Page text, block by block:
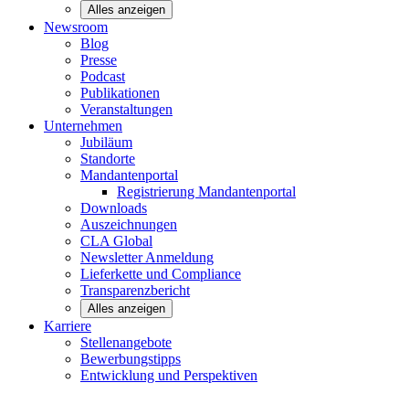
Alles anzeigen
Newsroom
Blog
Presse
Podcast
Publikationen
Veranstaltungen
Unternehmen
Jubiläum
Standorte
Mandantenportal
Registrierung Mandantenportal
Downloads
Auszeichnungen
CLA Global
NewsletterAnmeldung
Lieferkette und Compliance
Transparenzbericht
Alles anzeigen
Karriere
Stellenangebote
Bewerbungstipps
Entwicklung und Perspektiven